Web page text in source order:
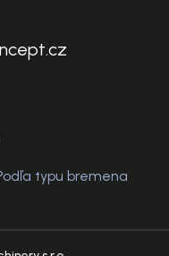
typu bremena